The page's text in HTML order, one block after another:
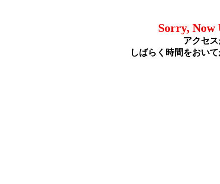
Sorry, Now
アクセ
しばらく時間をおい